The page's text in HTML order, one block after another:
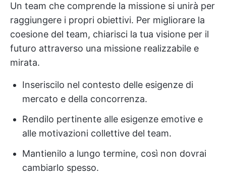
Un team che comprende la missione si unirà per
raggiungere i propri obiettivi. Per migliorare la
coesione del team, chiarisci la tua visione per il
futuro attraverso una missione realizzabile e
mirata.
Inseriscilo nel contesto delle esigenze di
mercato e della concorrenza.
Rendilo pertinente alle esigenze emotive e
alle motivazioni collettive del team.
Mantienilo a lungo termine, così non dovrai
cambiarlo spesso.